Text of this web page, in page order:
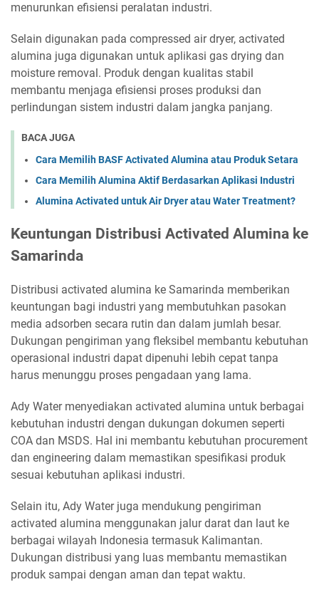
menurunkan efisiensi peralatan industri.
Selain digunakan pada compressed air dryer, activated
alumina juga digunakan untuk aplikasi gas drying dan
moisture removal. Produk dengan kualitas stabil
membantu menjaga efisiensi proses produksi dan
perlindungan sistem industri dalam jangka panjang.
BACA JUGA
Cara Memilih BASF Activated Alumina atau Produk Setara
Cara Memilih Alumina Aktif Berdasarkan Aplikasi Industri
Alumina Activated untuk Air Dryer atau Water Treatment?
Keuntungan Distribusi Activated Alumina ke
Samarinda
Distribusi activated alumina ke Samarinda memberikan
keuntungan bagi industri yang membutuhkan pasokan
media adsorben secara rutin dan dalam jumlah besar.
Dukungan pengiriman yang fleksibel membantu kebutuhan
operasional industri dapat dipenuhi lebih cepat tanpa
harus menunggu proses pengadaan yang lama.
Ady Water menyediakan activated alumina untuk berbagai
kebutuhan industri dengan dukungan dokumen seperti
COA dan MSDS. Hal ini membantu kebutuhan procurement
dan engineering dalam memastikan spesifikasi produk
sesuai kebutuhan aplikasi industri.
Selain itu, Ady Water juga mendukung pengiriman
activated alumina menggunakan jalur darat dan laut ke
berbagai wilayah Indonesia termasuk Kalimantan.
Dukungan distribusi yang luas membantu memastikan
produk sampai dengan aman dan tepat waktu.